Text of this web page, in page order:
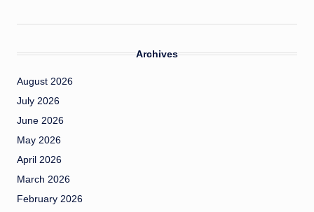
Archives
August 2026
July 2026
June 2026
May 2026
April 2026
March 2026
February 2026